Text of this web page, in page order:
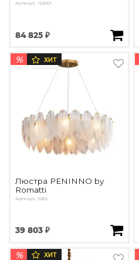
Артикул: N2001
84 825 ₽
% ХИТ
Люстра PENINNO by
Romatti
Артикул: 6289
39 803 ₽
% ХИТ